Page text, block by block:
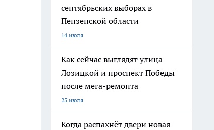
сентябрьских выборах в
Пензенской области
14 июля
Как сейчас выглядят улица
Лозицкой и проспект Победы
после мега-ремонта
25 июля
Когда распахнёт двери новая